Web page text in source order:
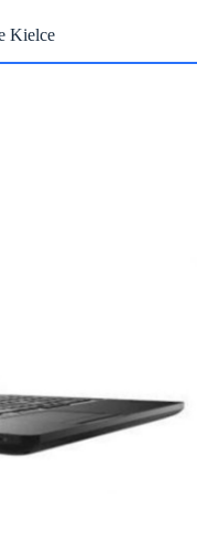
Kielce